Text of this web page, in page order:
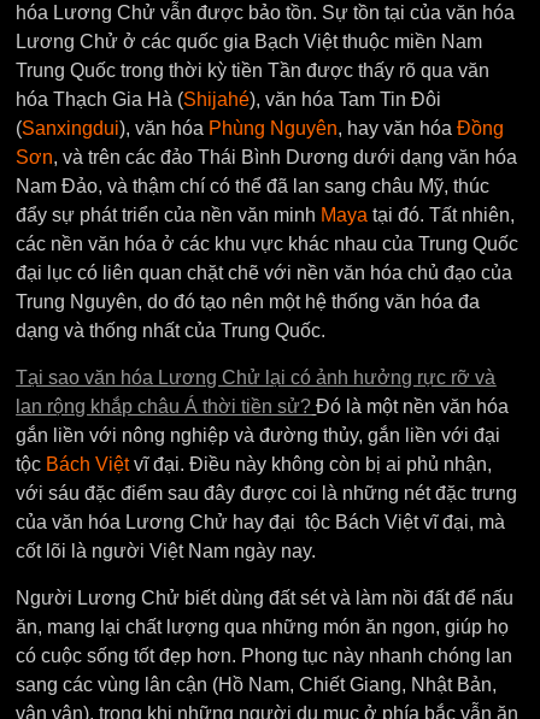
hóa Lương Chử vẫn được bảo tồn. Sự tồn tại của văn hóa
Lương Chử ở các quốc gia Bạch Việt thuộc miền Nam
Trung Quốc trong thời kỳ tiền Tần được thấy rõ qua văn
hóa Thạch Gia Hà (Shijahé), văn hóa Tam Tin Đôi
(Sanxingdui), văn hóa Phùng Nguyên, hay văn hóa Đồng
Sơn, và trên các đảo Thái Bình Dương dưới dạng văn hóa
Nam Đảo, và thậm chí có thể đã lan sang châu Mỹ, thúc
đẩy sự phát triển của nền văn minh Maya tại đó. Tất nhiên,
các nền văn hóa ở các khu vực khác nhau của Trung Quốc
đại lục có liên quan chặt chẽ với nền văn hóa chủ đạo của
Trung Nguyên, do đó tạo nên một hệ thống văn hóa đa
dạng và thống nhất của Trung Quốc.
Tại sao văn hóa Lương Chử lại có ảnh hưởng rực rỡ và
lan rộng khắp châu Á thời tiền sử? Đó là một nền văn hóa
gắn liền với nông nghiệp và đường thủy, gắn liền với đại
tộc Bách Việtvĩ đại. Điều này không còn bị ai phủ nhận,
với sáu đặc điểm sau đây được coi là những nét đặc trưng
của văn hóa Lương Chử hay đại tộc Bách Việt vĩ đại, mà
cốt lõi là người Việt Nam ngày nay.
Người Lương Chử biết dùng đất sét và làm nồi đất để nấu
ăn, mang lại chất lượng qua những món ăn ngon, giúp họ
có cuộc sống tốt đẹp hơn. Phong tục này nhanh chóng lan
sang các vùng lân cận (Hồ Nam, Chiết Giang, Nhật Bản,
vân vân), trong khi những người du mục ở phía bắc vẫn ăn